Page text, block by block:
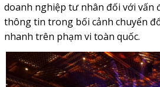
doanh nghiệp tư nhân đối với vấn
thông tin trong bối cảnh chuyển
nhanh trên phạm vi toàn quốc.